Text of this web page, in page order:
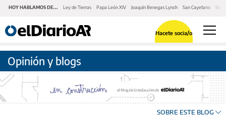
HOY HABLAMOS DE... Ley de Tierras Papa León XIV Joaquín Benegas Lynch San Cayetano
Hacete socia/o
Opinión y blogs
SOBRE ESTE BLOG